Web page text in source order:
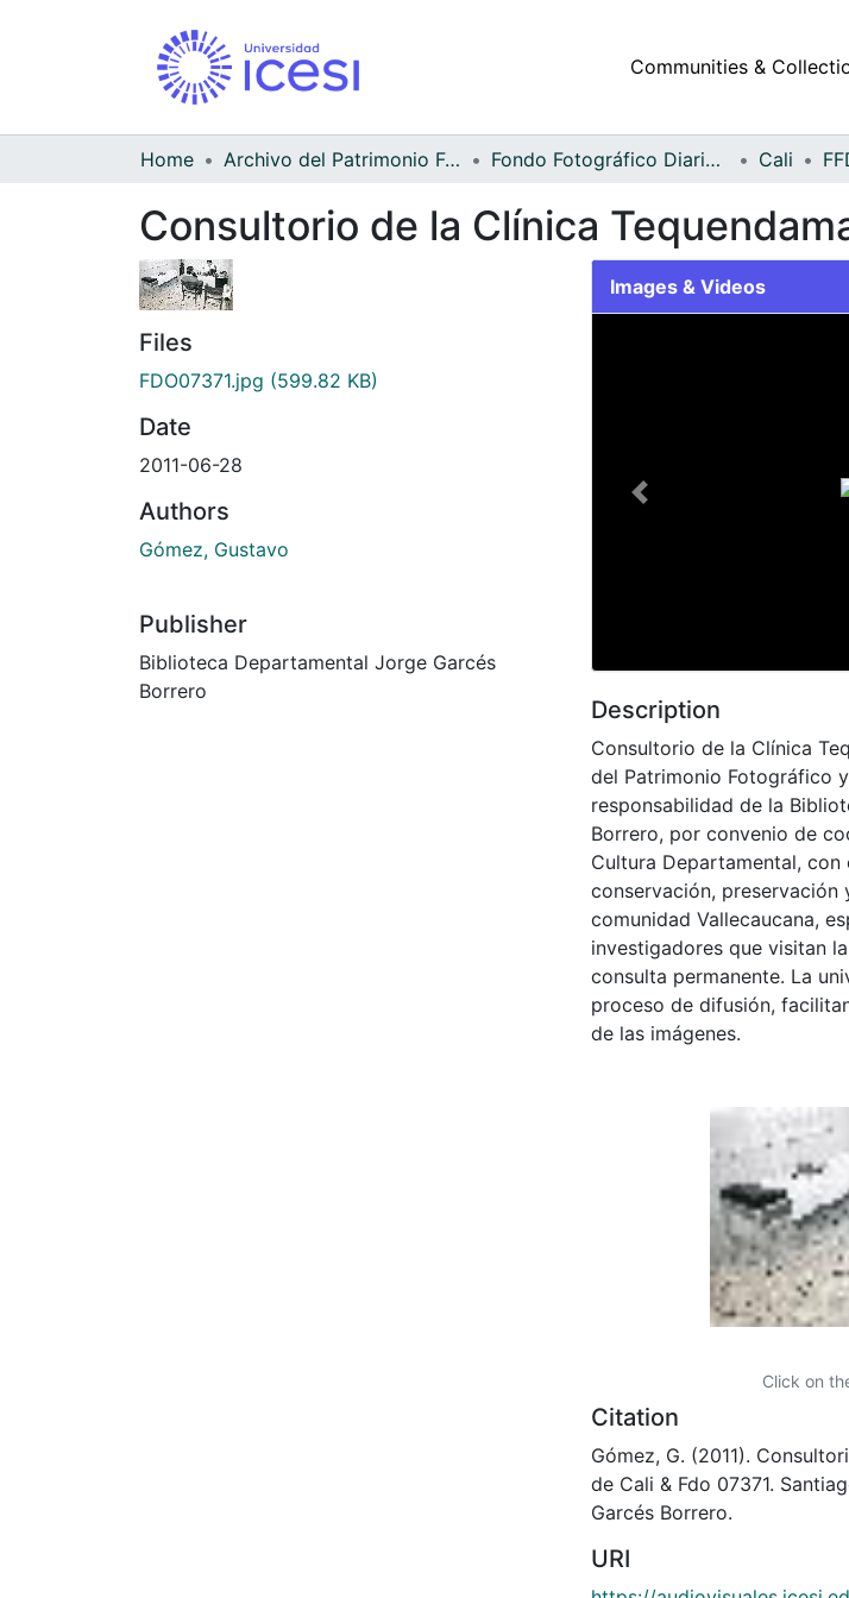
Communities &
Home Archivo del Patrimonio Fotográfico y Fílmico del Valle del Cauca Fondo Fotográfico Diario Occidente Cali
Consultorio de la Clínica
Files
FDO07371.jpg (599.82 KB)
Date
2011-06-28
Authors
Gómez, Gustavo
Publisher
Biblioteca Departamental Jorge Garcés
Borrero
Images & Videos
Previous
Description
Consultorio de la Clínica
del Patrimonio Fotográfico
responsabilidad de la
Borrero, por convenio de
Cultura Departamental,
conservación,
comunidad Vallecaucana,
investigadores que visitan
consulta permanente. La
proceso de difusión,
de las imágenes.
Click on
Citation
Gómez, G. (2011).
de Cali & Fdo 07371.
Garcés Borrero.
URI